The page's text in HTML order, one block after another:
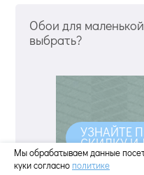
Обои для
выбрать?
Мы обрабатываем данные
куки согласно политике
УЗНАЙТЕ
СКИДКУ И